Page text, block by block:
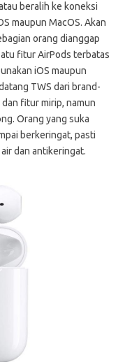
beralih ke koneksi
maupun MacOS. Akan
orang dianggap
fitur AirPods terbatas
iOS maupun
TWS dari brand-
fitur mirip, namun
Orang yang suka
berkeringat, pasti
dan antikeringat.